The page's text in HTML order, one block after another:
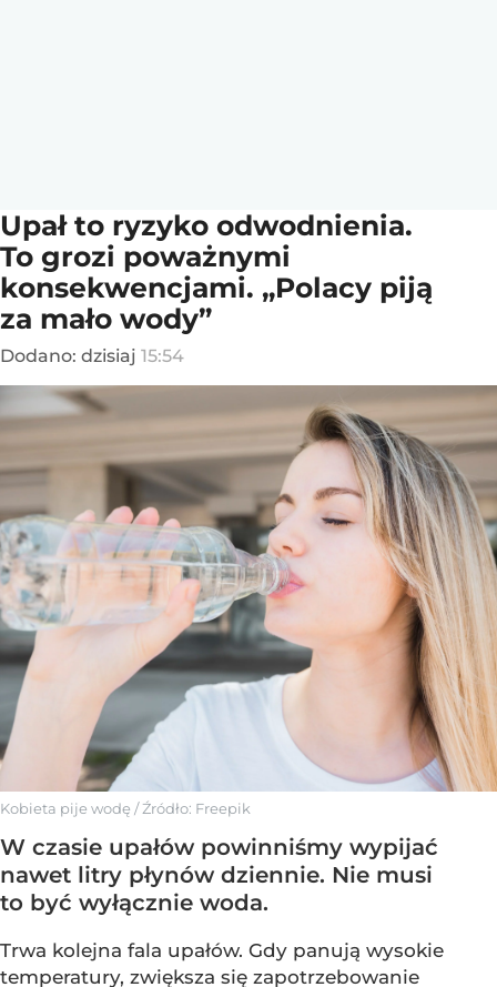
Upał to ryzyko odwodnienia.
To grozi poważnymi
konsekwencjami. „Polacy piją
za mało wody”
Dodano: dzisiaj 15:54
Kobieta pije wodę / Źródło: Freepik
W czasie upałów powinniśmy wypijać
nawet litry płynów dziennie. Nie musi
to być wyłącznie woda.
Trwa kolejna fala upałów. Gdy panują wysokie
temperatury, zwiększa się zapotrzebowanie